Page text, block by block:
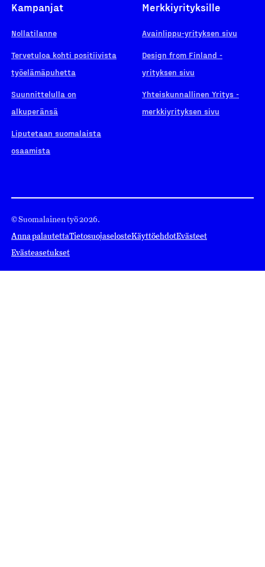
Kampanjat
Nollatilanne
Tervetuloa kohti positiivista
työelämäpuhetta
Suunnittelulla on
alkuperänsä
Liputetaan suomalaista
osaamista
Merkkiyrityksille
Avainlippu-yrityksen sivu
Design from Finland -
yrityksen sivu
Yhteiskunnallinen Yritys -
merkkiyrityksen sivu
© Suomalainen työ 2026.
Anna palautettaTietosuojaselosteKäyttöehdotEvästeet
Evästeasetukset